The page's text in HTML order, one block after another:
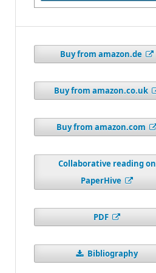
Buy from amazon.de
Buy from amazon.co.uk
Buy from amazon.com
Collaborative reading on
PaperHive
PDF
Bibliography